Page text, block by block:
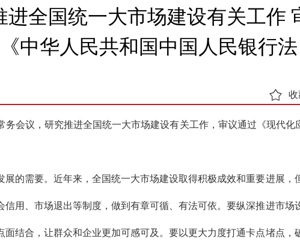
全国统一大市场建设有关工作
中华人民共和国中国人民银行法
收
会议，研究推进全国统一大市场建设有关工作，审议通过《现代化
的需要。近年来，全国统一大市场建设取得积极成效和重要进展，
用、市场退出等制度，做到有章可循、有法可依。要纵深推进市场
结合，让群众和企业更加可感可及。要以更大力度打通卡点堵点，